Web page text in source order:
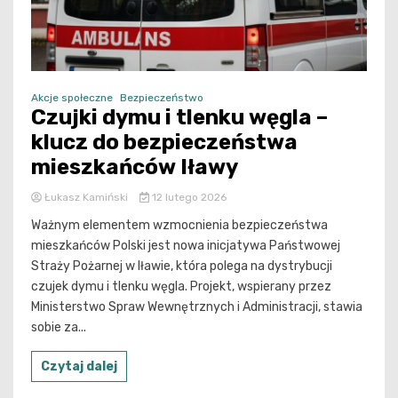
Akcje społeczne Bezpieczeństwo
Czujki dymu i tlenku węgla –
klucz do bezpieczeństwa
mieszkańców Iławy
Łukasz Kamiński 12 lutego 2026
Ważnym elementem wzmocnienia bezpieczeństwa
mieszkańców Polski jest nowa inicjatywa Państwowej
Straży Pożarnej w Iławie, która polega na dystrybucji
czujek dymu i tlenku węgla. Projekt, wspierany przez
Ministerstwo Spraw Wewnętrznych i Administracji, stawia
sobie za...
Czytaj dalej